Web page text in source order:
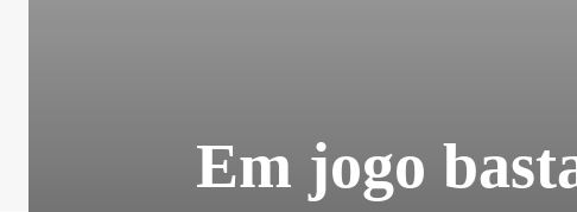
Em jogo